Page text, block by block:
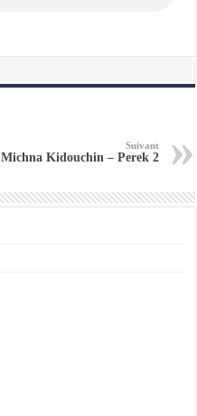
Suivant
Michna Kidouchin – Perek 2